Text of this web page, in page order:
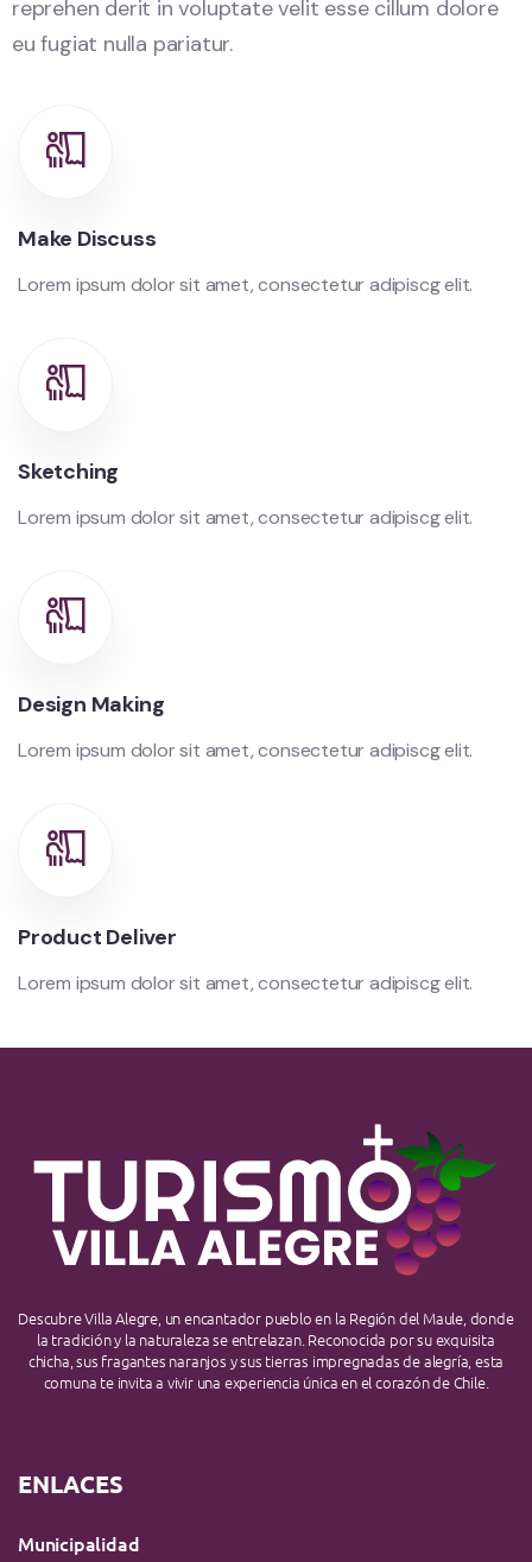
reprehen derit in voluptate velit esse cillum dolore
eu fugiat nulla pariatur.
Make Discuss
Lorem ipsum dolor sit amet, consectetur adipiscg elit.
Sketching
Lorem ipsum dolor sit amet, consectetur adipiscg elit.
Design Making
Lorem ipsum dolor sit amet, consectetur adipiscg elit.
Product Deliver
Lorem ipsum dolor sit amet, consectetur adipiscg elit.
Descubre Villa Alegre, un encantador pueblo en la Región del Maule, donde
la tradición y la naturaleza se entrelazan. Reconocida por su exquisita
chicha, sus fragantes naranjos y sus tierras impregnadas de alegría, esta
comuna te invita a vivir una experiencia única en el corazón de Chile.
ENLACES
Municipalidad